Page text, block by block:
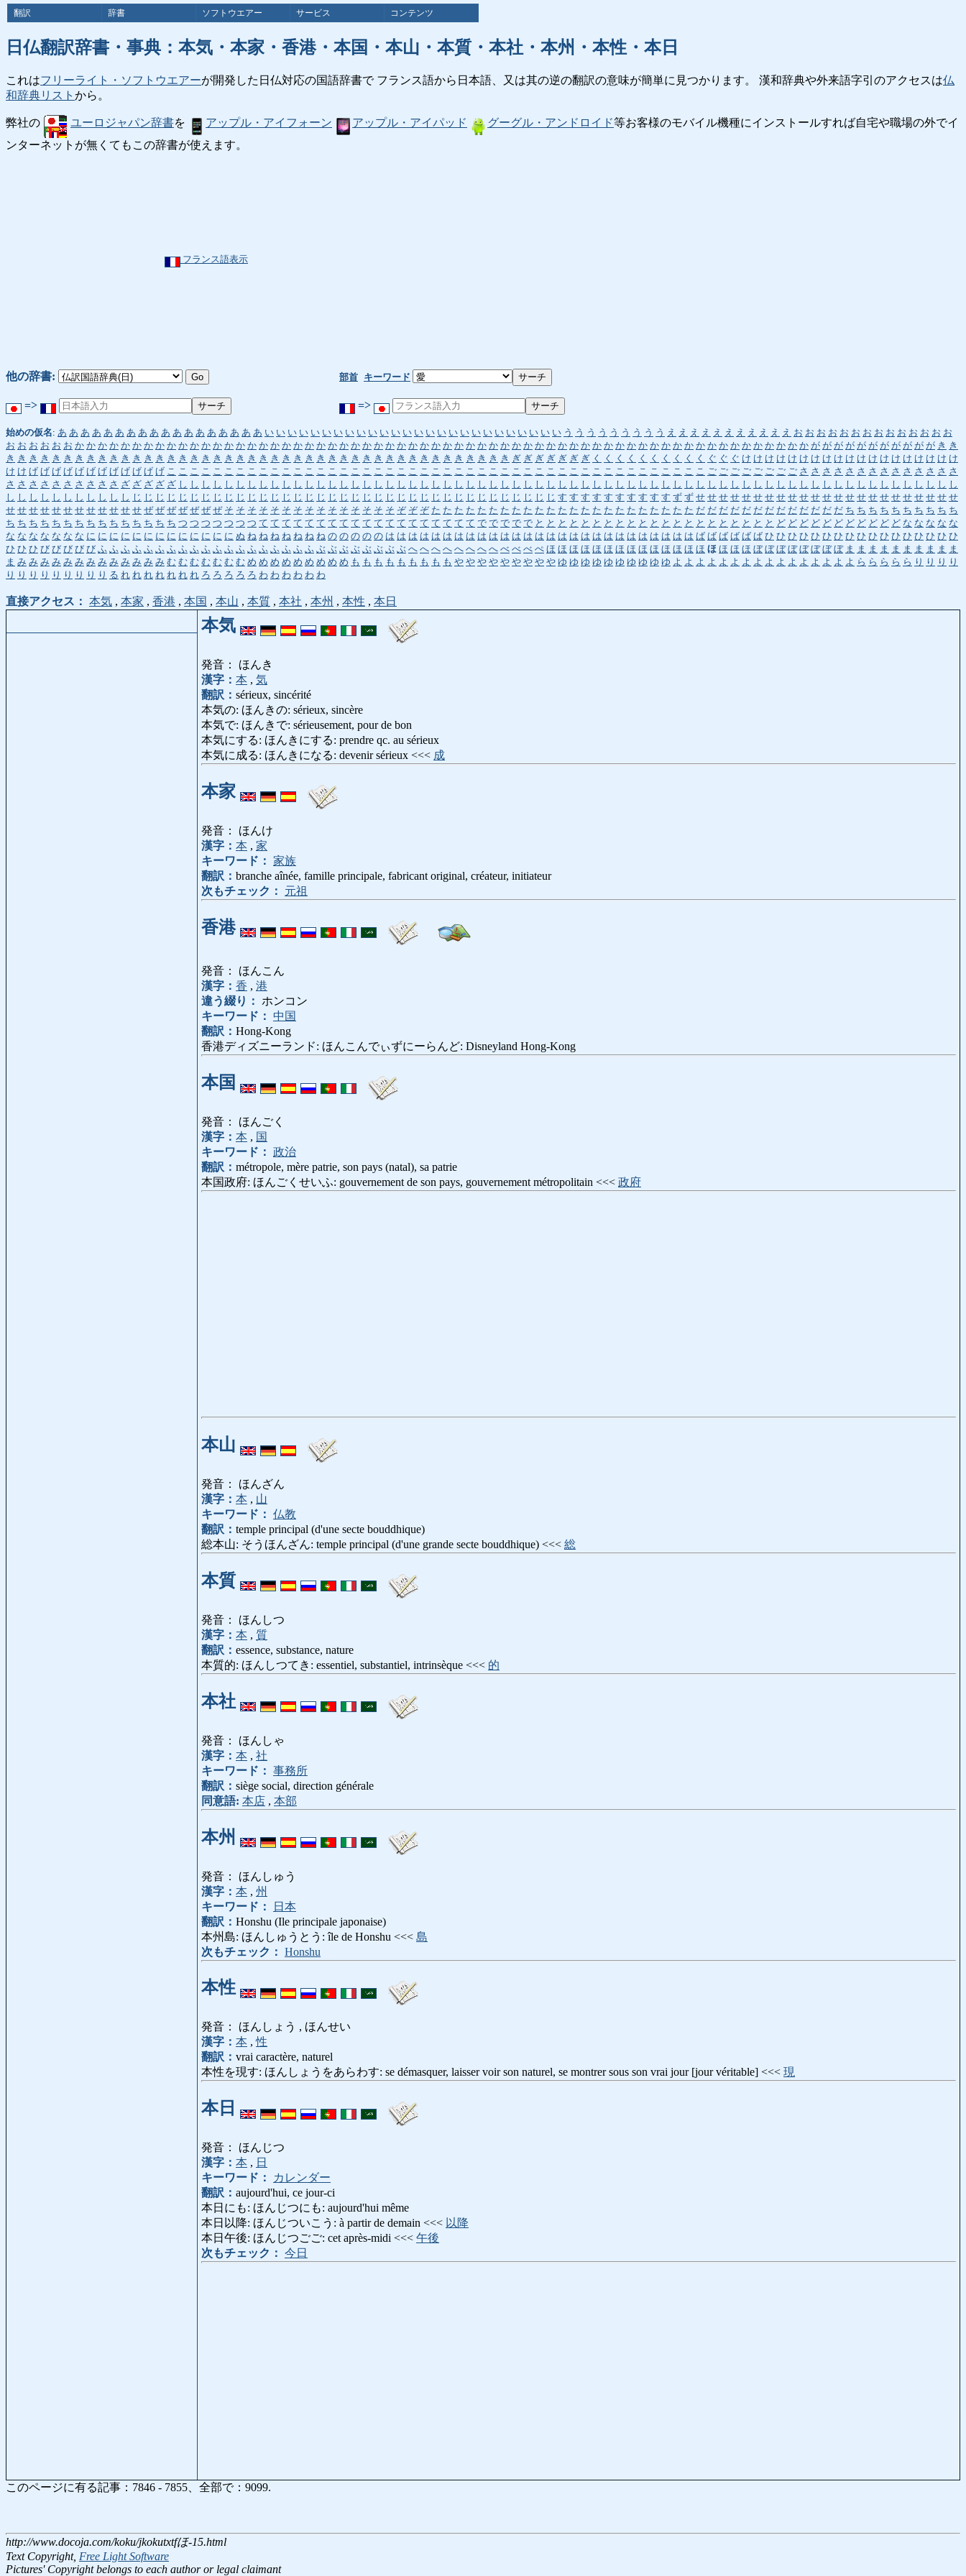
翻訳 辞書 ソフトウエアー サービス コンテンツ
日仏翻訳辞書・事典：本気・本家・香港・本国・本山・本質・本社・本州・本性・本日
これはフリーライト・ソフトウエアーが開発した日仏対応の国語辞書で フランス語から日本語、又は其の逆の翻訳の意味が簡単に見つかります。 漢和辞典や外来語字引のアクセスは仏
和辞典リスト から。
弊社の ユーロジャパン辞書を アップル・アイフォーン アップル・アイパッド グーグル・アンドロイド等お客様のモバイル機種にインストールすれば自宅や職場の外でイ
ンターネットが無くてもこの辞書が使えます。
フランス語表示
他の辞書: 部首 キーワード
=> =>
始めの仮名: あ あ あ あ あ あ あ あ あ あ あ あ あ あ あ あ あ あ い い い い い い い い い い い い い い い い い い い い い い い い い い う う う う う う う う う え え え え え え え え え え え お お お お お お お お お お お お お お
お お お お お お か か か か か か か か か か か か か か か か か か か か か か か か か か か か か か か か か か か か か か か か か か か か か か か か か か か か か か か か か か か か か か か か が が が が が が が が が が が き き
き き き き き き き き き き き き き き き き き き き き き き き き き き き き き き き き き き き き き き き き き き き き ぎ ぎ ぎ ぎ ぎ ぎ ぎ く く く く く く く く く く ぐ ぐ ぐ け け け け け け け け け け け け け け け け け け け
け け げ げ げ げ げ げ げ げ げ げ げ げ こ こ こ こ こ こ こ こ こ こ こ こ こ こ こ こ こ こ こ こ こ こ こ こ こ こ こ こ こ こ こ こ こ こ こ こ こ こ こ こ こ こ こ こ こ こ こ ご ご ご ご ご ご ご ご さ さ さ さ さ さ さ さ さ さ さ さ さ さ
さ さ さ さ さ さ さ さ さ さ ざ ざ ざ ざ ざ し し し し し し し し し し し し し し し し し し し し し し し し し し し し し し し し し し し し し し し し し し し し し し し し し し し し し し し し し し し し し し し し し し し し
し し し し し し し し し し し じ じ じ じ じ じ じ じ じ じ じ じ じ じ じ じ じ じ じ じ じ じ じ じ じ じ じ じ じ じ じ じ じ じ じ じ じ す す す す す す す す す す ず ず せ せ せ せ せ せ せ せ せ せ せ せ せ せ せ せ せ せ せ せ せ せ せ
せ せ せ せ せ せ せ せ せ せ せ せ ぜ ぜ ぜ ぜ ぜ ぜ ぜ そ そ そ そ そ そ そ そ そ そ そ そ そ そ そ ぞ ぞ ぞ た た た た た た た た た た た た た た た た た た た た た た た だ だ だ だ だ だ だ だ だ だ だ だ だ ち ち ち ち ち ち ち ち ち ち
ち ち ち ち ち ち ち ち ち ち ち ち ち ち ち つ つ つ つ つ つ つ て て て て て て て て て て て て て て て て て て て で で で で で と と と と と と と と と と と と と と と と と と と と と ど ど ど ど ど ど ど ど ど ど ど な な な な な
な な な な な な な に に に に に に に に に に に に に ぬ ね ね ね ね ね ね ね の の の の の は は は は は は は は は は は は は は は は は は は は は は は は は は は ば ば ば ば ば ば ひ ひ ひ ひ ひ ひ ひ ひ ひ ひ ひ ひ ひ ひ ひ ひ ひ
ひ ひ ひ び び び び び ふ ふ ふ ふ ふ ふ ふ ふ ふ ふ ふ ふ ふ ふ ふ ふ ふ ふ ふ ぶ ぶ ぶ ぶ ぶ ぶ ぶ ぶ へ へ へ へ へ へ へ へ べ べ べ ぺ ほ ほ ほ ほ ほ ほ ほ ほ ほ ほ ほ ほ ほ ほ ほ ほ ほ ほ ぼ ぼ ぼ ぼ ぼ ぼ ぼ ぼ ま ま ま ま ま ま ま ま ま ま
ま み み み み み み み み み み み み み む む む む む む む め め め め め め め め め も も も も も も も も も や や や や や や や や や ゆ ゆ ゆ ゆ ゆ ゆ ゆ ゆ ゆ ゆ よ よ よ よ よ よ よ よ よ よ よ よ よ よ よ よ ら ら ら ら ら り り り り
り り り り り り り り り る れ れ れ れ れ れ れ ろ ろ ろ ろ ろ わ わ わ わ わ わ
直接アクセス： 本気 , 本家 , 香港 , 本国 , 本山 , 本質 , 本社 , 本州 , 本性 , 本日
本気
発音： ほんき
漢字： 本 , 気
翻訳： sérieux, sincérité
本気の: ほんきの: sérieux, sincère
本気で: ほんきで: sérieusement, pour de bon
本気にする: ほんきにする: prendre qc. au sérieux
本気に成る: ほんきになる: devenir sérieux <<< 成
本家
発音： ほんけ
漢字： 本 , 家
キーワード： 家族
翻訳： branche aînée, famille principale, fabricant original, créateur, initiateur
次もチェック：
元祖
香港
発音： ほんこん
漢字： 香 , 港
違う綴り： ホンコン
キーワード： 中国
翻訳： Hong-Kong
香港ディズニーランド: ほんこんでぃずにーらんど: Disneyland Hong-Kong
本国
発音： ほんごく
漢字： 本 , 国
キーワード： 政治
翻訳： métropole, mère patrie, son pays (natal), sa patrie
本国政府: ほんごくせいふ: gouvernement de son pays, gouvernement métropolitain <<< 政府
本山
発音： ほんざん
漢字： 本 , 山
キーワード： 仏教
翻訳： temple principal (d'une secte bouddhique)
総本山: そうほんざん: temple principal (d'une grande secte bouddhique) <<< 総
本質
発音： ほんしつ
漢字： 本 , 質
翻訳： essence, substance, nature
本質的: ほんしつてき: essentiel, substantiel, intrinsèque <<< 的
本社
発音： ほんしゃ
漢字： 本 , 社
キーワード： 事務所
翻訳： siège social, direction générale
同意語: 本店 , 本部
本州
発音： ほんしゅう
漢字： 本 , 州
キーワード：
日本
翻訳： Honshu (Ile principale japonaise)
本州島: ほんしゅうとう: île de Honshu <<< 島
次もチェック： Honshu
本性
発音： ほんしょう , ほんせい
漢字： 本 ,性
翻訳： vrai caractère, naturel
本性を現す: ほんしょうをあらわす: se démasquer, laisser voir son naturel, se montrer sous son vrai jour [jour véritable] <<< 現
本日
発音： ほんじつ
漢字： 本 , 日
キーワード：
カレンダー
翻訳： aujourd'hui, ce jour-ci
本日にも: ほんじつにも: aujourd'hui même
本日以降: ほんじついこう: à partir de demain <<< 以降
本日午後: ほんじつごご: cet après-midi <<< 午後
次もチェック： 今日
このページに有る記事：7846 - 7855、全部で：9099.
http://www.docoja.com/koku/jkokutxtfほ-15.html
Text Copyright, Free Light Software
Pictures' Copyright belongs to each author or legal claimant